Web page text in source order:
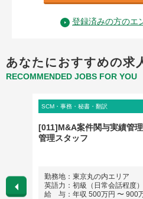
登録済みの方のエ
あなたにおすすめの求
RECOMMENDED JOBS FOR YOU
SCM・事務・秘書・翻訳
[011]M&A案件関与実績管
管理スタッフ
勤務地：東京丸の内エリア
英語力：初級（日常会話程度）
給 与：年収 500万円 〜 900